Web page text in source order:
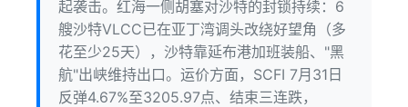
起袭击。红海一侧胡塞对沙特的封锁持续：6
艘沙特VLCC已在亚丁湾调头改绕好望角（多
花至少25天），沙特靠延布港加班装船、"黑
航"出峡维持出口。运价方面，SCFI 7月31日
反弹4.67%至3205.97点、结束三连跌，